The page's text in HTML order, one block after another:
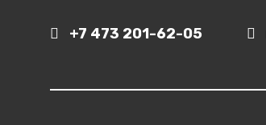
+7 473 201-62-05